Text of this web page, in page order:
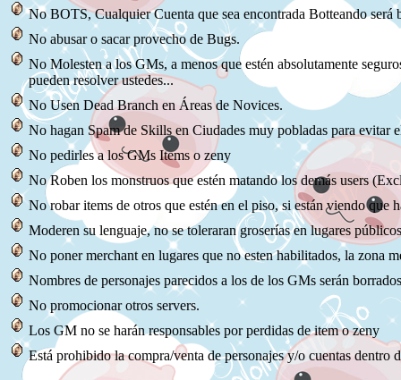
No BOTS, Cualquier Cuenta que sea encontrada Botteando será
No abusar o sacar provecho de Bugs.
No Molesten a los GMs, a menos que estén absolutamente
puedenresolverustedes...
No Usen Dead Branch en Áreas de Novices.
No hagan Spam de Skills en Ciudades muy pobladas para evitar
No pedirles a los GMs Items o zeny
No Roben los monstruos que estén matando los demás users
No robar items de otros que estén en el piso, si están viendo que
Moderen su lenguaje, no se toleraran groserías en lugares
No poner merchant en lugares que no esten habilitados, la zona
Nombres de personajes parecidos a los de los GMs serán
No promocionar otros servers.
Los GM no se harán responsables por perdidas de item o zeny
Está prohibido la compra/venta de personajes y/o cuentas dentro